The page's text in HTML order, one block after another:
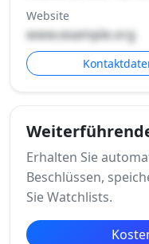
Website
www.example.org
Erhalten Sie
Beschlüssen,
Sie Watchlists.